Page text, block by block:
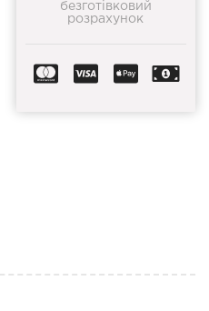
безготівковий
розрахунок